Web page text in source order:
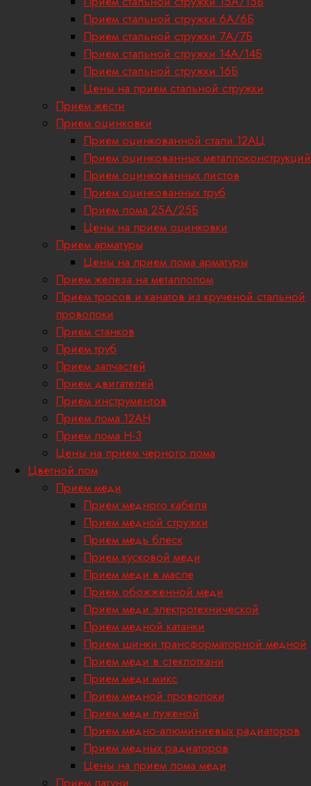
Прием стальной стружки 6А/6Б
Прием стальной стружки 7А/7Б
Прием стальной стружки 14А/14Б
Прием стальной стружки 16Б
Цены на прием стальной стружки
Прием жести
Прием оцинковки
Прием оцинкованной стали 12АЦ
Прием оцинкованных металлоконструкций
Прием оцинкованных листов
Прием оцинкованных труб
Прием лома 25А/25Б
Цены на прием оцинковки
Прием арматуры
Цены на прием лома арматуры
Прием железа на металлолом
Прием тросов и канатов из крученой стальной
проволоки
Прием станков
Прием труб
Прием запчастей
Прием двигателей
Прием инструментов
Прием лома 12АН
Прием лома H-3
Цены на прием черного лома
Цветной лом
Прием меди
Прием медного кабеля
Прием медной стружки
Прием медь блеск
Прием кусковой меди
Прием меди в масле
Прием обожженной меди
Прием меди электротехнической
Прием медной катанки
Прием шинки трансформаторной медной
Прием меди в стеклоткани
Прием меди микс
Прием медной проволоки
Прием меди луженой
Прием медно-алюминиевых радиаторов
Прием медных радиаторов
Цены на прием лома меди
Прием латуни